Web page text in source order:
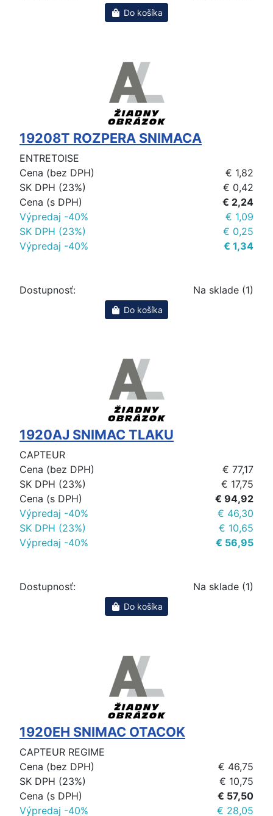
Do košíka
19208T ROZPERA SNIMACA
ENTRETOISE
Cena (bez DPH)
€ 1,82
SK DPH (23%)
€ 0,42
Cena (s DPH)
€ 2,24
Výpredaj -40%
€ 1,09
SK DPH (23%)
€ 0,25
Výpredaj -40%
€ 1,34
Dostupnosť: Na sklade (1)
Do košíka
1920AJ SNIMAC TLAKU
CAPTEUR
Cena (bez DPH)
€ 77,17
SK DPH (23%)
€ 17,75
Cena (s DPH)
€ 94,92
Výpredaj -40%
€ 46,30
SK DPH (23%)
€ 10,65
Výpredaj -40%
€ 56,95
Dostupnosť: Na sklade (1)
Do košíka
1920EH SNIMAC OTACOK
CAPTEUR REGIME
Cena (bez DPH)
€ 46,75
SK DPH (23%)
€ 10,75
Cena (s DPH)
€ 57,50
Výpredaj -40%
€ 28,05